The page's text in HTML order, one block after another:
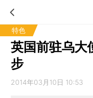
特色
英国前驻乌大
步
2014年03月10日 10:53